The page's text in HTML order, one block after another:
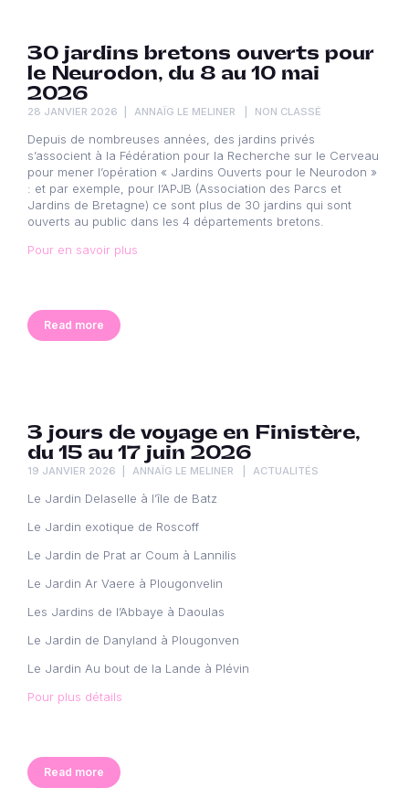
30 jardins bretons ouverts pour
le Neurodon, du 8 au 10 mai
2026
28 JANVIER 2026 ANNAÏG LE MELINER NON CLASSÉ
Depuis de nombreuses années, des jardins privés
s’associent à la Fédération pour la Recherche sur le Cerveau
pour mener l’opération « Jardins Ouverts pour le Neurodon »
: et par exemple, pour l’APJB (Association des Parcs et
Jardins de Bretagne) ce sont plus de 30 jardins qui sont
ouverts au public dans les 4 départements bretons.
Pour en savoir plus
Read more
3 jours de voyage en Finistère,
du 15 au 17 juin 2026
19 JANVIER 2026 ANNAÏG LE MELINER ACTUALITÉS
Le Jardin Delaselle à l’île de Batz
Le Jardin exotique de Roscoff
Le Jardin de Prat ar Coum à Lannilis
Le Jardin Ar Vaere à Plougonvelin
Les Jardins de l’Abbaye à Daoulas
Le Jardin de Danyland à Plougonven
Le Jardin Au bout de la Lande à Plévin
Pour plus détails
Read more